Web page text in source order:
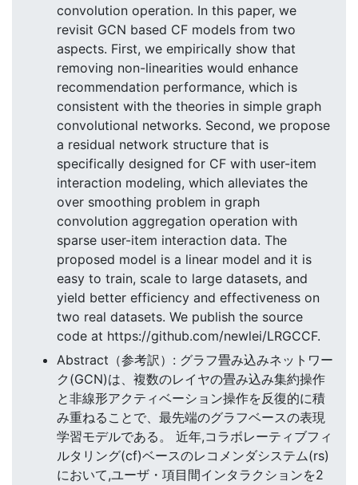
convolution operation. In this paper, we
revisit GCN based CF models from two
aspects. First, we empirically show that
removing non-linearities would enhance
recommendation performance, which is
consistent with the theories in simple graph
convolutional networks. Second, we propose
a residual network structure that is
specifically designed for CF with user-item
interaction modeling, which alleviates the
over smoothing problem in graph
convolution aggregation operation with
sparse user-item interaction data. The
proposed model is a linear model and it is
easy to train, scale to large datasets, and
yield better efficiency and effectiveness on
two real datasets. We publish the source
code at https://github.com/newlei/LRGCCF.
Abstract（参考訳）: グラフ畳み込みネットワー
ク(GCN)は、複数のレイヤの畳み込み集約操作
と非線形アクティベーション操作を反復的に積
み重ねることで、最先端のグラフベースの表現
学習モデルである。 近年,コラボレーティブフィ
ルタリング(cf)ベースのレコメンダシステム(rs)
において,ユーザ・項目間インタラクションを2